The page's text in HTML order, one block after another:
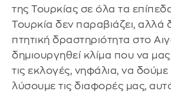
της Τουρκίας σε όλα τα
Τουρκία δεν παραβιάζει, αλλά
πτητική δραστηριότητα στο
δημιουργηθεί κλίμα που να μας
τις εκλογές, νηφάλια, να
λύσουμε τις διαφορές μας,